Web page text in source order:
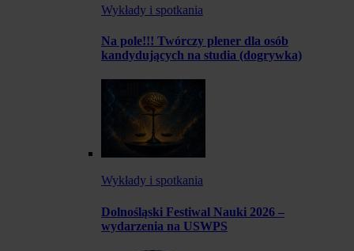
Wykłady i spotkania
Na pole!!! Twórczy plener dla osób
kandydujących na studia (dogrywka)
Wykłady i spotkania
Dolnośląski Festiwal Nauki 2026 –
wydarzenia na USWPS